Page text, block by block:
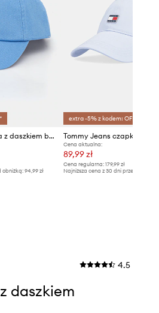
Tommy Jeans czapka z daszkiem bawełniana
obniżką:94,99 zł
extra -5% z kodem: OFF*
Cena aktualna:
89,99 zł
Cena regularna: 179,99 zł
Najniższa cena z 30 dni przed obniżką:
4.5
daszkiem